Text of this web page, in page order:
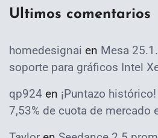
Ultimos comentarios
homedesignai en Mesa
soporte para gráficos Intel
qp924 en ¡Puntazo
7,53% de cuota de mercado